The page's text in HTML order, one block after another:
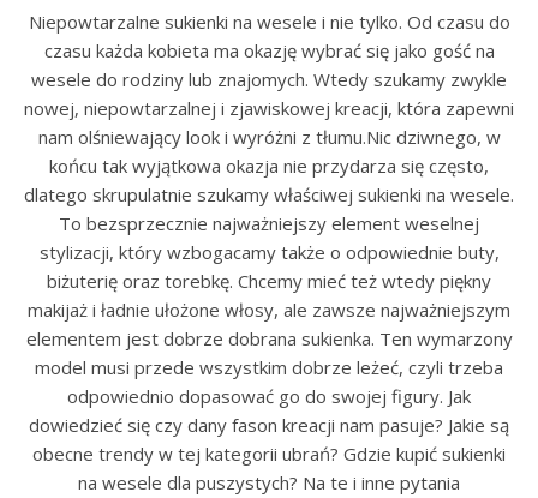
Niepowtarzalne sukienki na wesele i nie tylko. Od czasu do
czasu każda kobieta ma okazję wybrać się jako gość na
wesele do rodziny lub znajomych. Wtedy szukamy zwykle
nowej, niepowtarzalnej i zjawiskowej kreacji, która zapewni
nam olśniewający look i wyróżni z tłumu.Nic dziwnego, w
końcu tak wyjątkowa okazja nie przydarza się często,
dlatego skrupulatnie szukamy właściwej sukienki na wesele.
To bezsprzecznie najważniejszy element weselnej
stylizacji, który wzbogacamy także o odpowiednie buty,
biżuterię oraz torebkę. Chcemy mieć też wtedy piękny
makijaż i ładnie ułożone włosy, ale zawsze najważniejszym
elementem jest dobrze dobrana sukienka. Ten wymarzony
model musi przede wszystkim dobrze leżeć, czyli trzeba
odpowiednio dopasować go do swojej figury. Jak
dowiedzieć się czy dany fason kreacji nam pasuje? Jakie są
obecne trendy w tej kategorii ubrań? Gdzie kupić sukienki
na wesele dla puszystych? Na te i inne pytania